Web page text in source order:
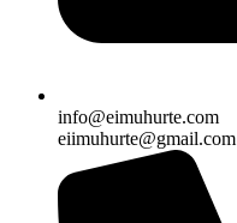
info@eimuhurte.com
eiimuhurte@gmail.com